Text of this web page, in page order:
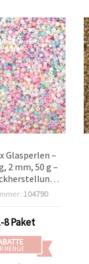
Glasperlen –
2 mm, 50 g –
& Deko-
104790
8 Paket
MENGE